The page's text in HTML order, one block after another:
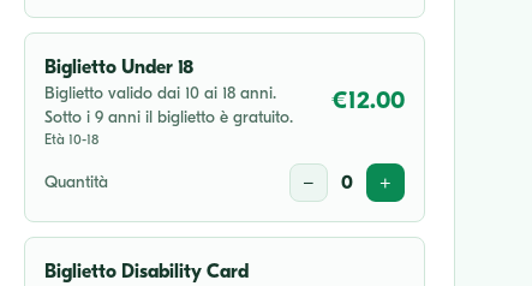
Biglietto Under 18
Biglietto valido dai 10 ai 18 anni.
Sotto i 9 anni il biglietto è gratuito.
Età 10-18
€12.00
Quantità − 0 +
Biglietto Disability Card